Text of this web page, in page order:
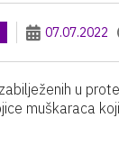
07.07.2022
u
muškaraca